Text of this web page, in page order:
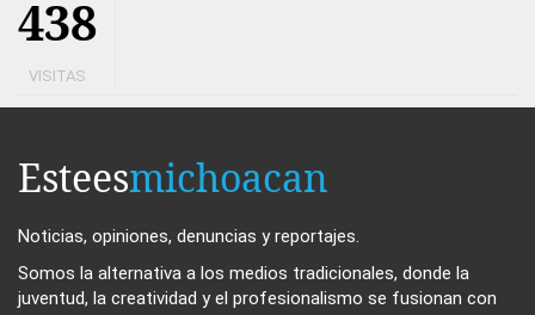
438
VISITAS
Esteesmichoacan
Noticias, opiniones, denuncias y reportajes.
Somos la alternativa a los medios tradicionales, donde la
juventud, la creatividad y el profesionalismo se fusionan con